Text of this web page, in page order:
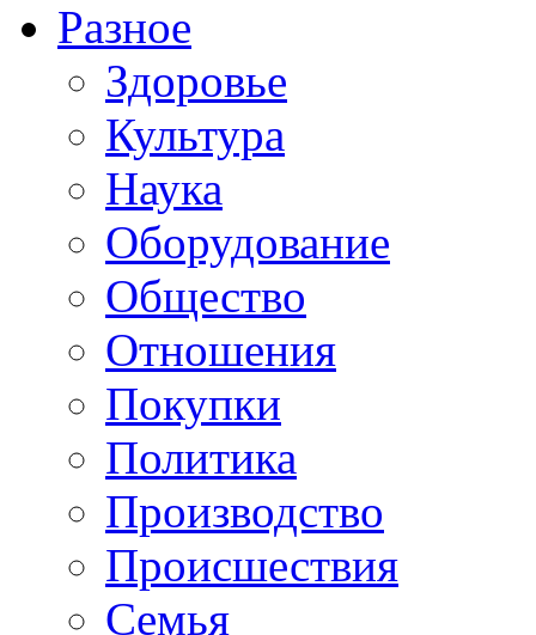
Разное
Здоровье
Культура
Наука
Оборудование
Общество
Отношения
Покупки
Политика
Производство
Происшествия
Семья